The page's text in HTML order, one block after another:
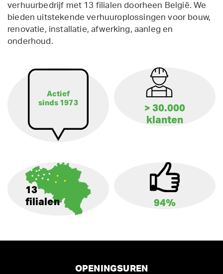
verhuurbedrijf met 13 filialen doorheen België. We
bieden uitstekende verhuuroplossingen voor bouw,
renovatie, installatie, afwerking, aanleg en
onderhoud.
Actief
sinds 1973
> 30.000
klanten
13
filialen
94%
OPENINGSUREN